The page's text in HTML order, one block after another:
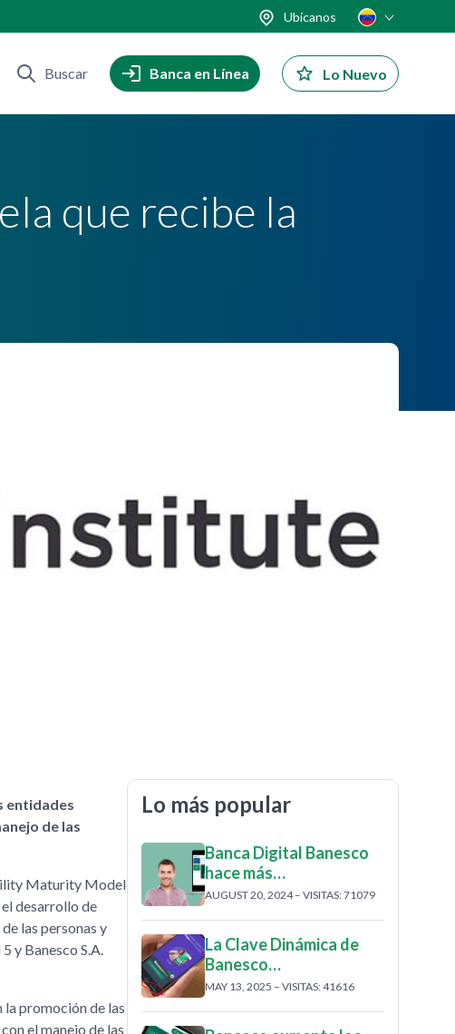
Ubícanos
Buscar Banca en Línea Lo Nuevo
que recibe la
entidades
de las
Maturity Model
desarrollo de
las personas y
y Banesco S.A.
promoción de las
el manejo de las
Lo más popular
Banca Digital Banesco
hace más…
AUGUST 20, 2024 – VISITAS: 71079
La Clave Dinámica de
Banesco…
MAY 13, 2025 – VISITAS: 41616